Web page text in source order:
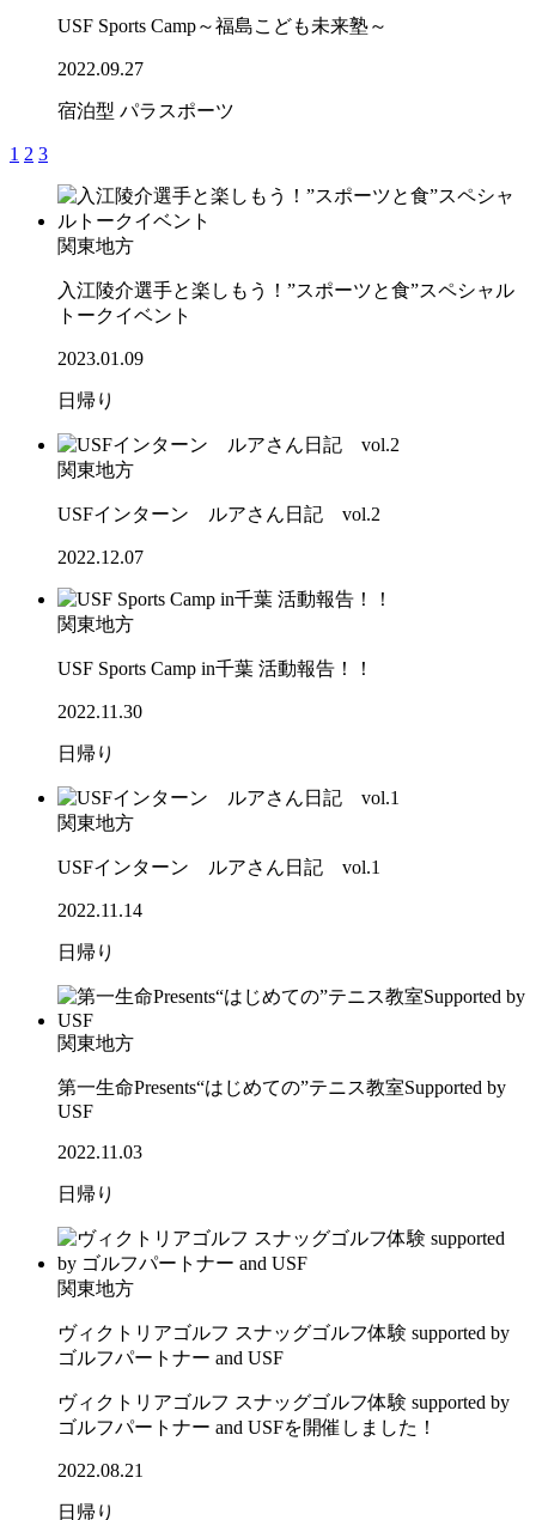
USF Sports Camp～福島こども未来塾～
2022.09.27
宿泊型 パラスポーツ
1 2 3
関東地方
入江陵介選手と楽しもう！”スポーツと食”スペシャル
トークイベント
2023.01.09
日帰り
関東地方
USFインターン ルアさん日記 vol.2
2022.12.07
関東地方
USF Sports Camp in千葉 活動報告！！
2022.11.30
日帰り
関東地方
USFインターン ルアさん日記 vol.1
2022.11.14
日帰り
関東地方
第一生命Presents“はじめての”テニス教室Supported by
USF
2022.11.03
日帰り
関東地方
ヴィクトリアゴルフ スナッグゴルフ体験 supported by
ゴルフパートナー and USF
ヴィクトリアゴルフ スナッグゴルフ体験 supported by
ゴルフパートナー and USFを開催しました！
2022.08.21
日帰り